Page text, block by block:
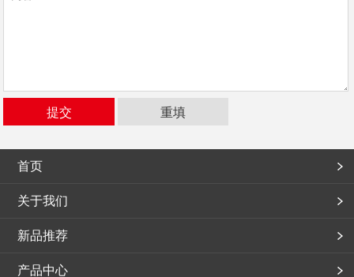
首页
关于我们
新品推荐
产品中心